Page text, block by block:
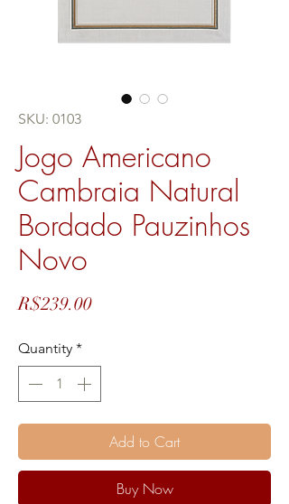
SKU: 0103
Jogo Americano
Cambraia Natural
Bordado Pauzinhos
Novo
R$239.00Price
Quantity *
Add to Cart
Buy Now